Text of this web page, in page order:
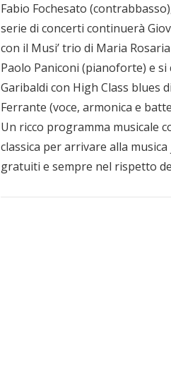
Fabio Fochesato
serie di concerti continuerà
con il Musi’ trio di Maria
Paolo Paniconi (pianoforte) e si
Garibaldi con High Class blues
Ferrante (voce, armonica e
Un ricco programma musicale
classica per arrivare alla
gratuiti e sempre nel rispetto